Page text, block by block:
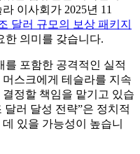
이사회가 2025년 11
달러 규모의 보상 패키지
한 의미를 갖습니다.
를 포함한 공격적인 실적
스크에게 테슬라를 지속
정할 책임을 맡기고 있습
러 달성 전략”은 정치적
있을 가능성이 높습니